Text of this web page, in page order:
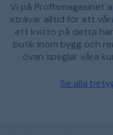
Vi på Proffsmagasinet
strävar alltid för att
ett kvitto på detta
butik inom bygg och
ovan speglar våra
Se alla